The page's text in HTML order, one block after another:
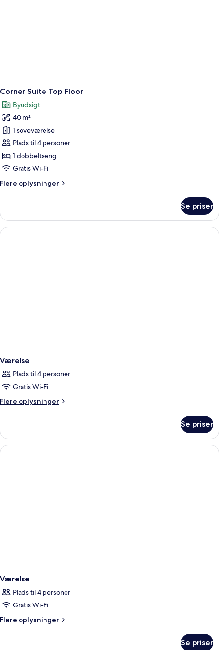
Corner Suite Top Floor
Byudsigt
40 m²
1 soveværelse
Plads til 4 personer
1 dobbeltseng
Gratis Wi-Fi
Flere oplysninger
Flere
Suite
Top
Floor
Se priser
Værelse
Plads til 4 personer
Gratis Wi-Fi
Flere oplysninger
Flere
Se priser
Værelse
Plads til 4 personer
Gratis Wi-Fi
Flere oplysninger
Flere
Se priser